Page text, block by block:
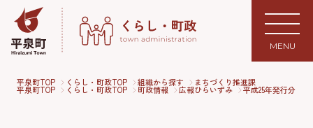
MENU
平泉町TOP くらし・町政TOP 組織から探す まちづくり推進課
平泉町TOP くらし・町政TOP 町政情報 広報ひらいずみ 平成25年発行分